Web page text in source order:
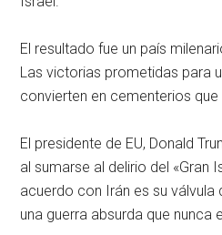
El resultado fue un país
Las victorias prometidas para
convierten en cementerios que
El presidente de EU, Donald
al sumarse al delirio del «Gran
acuerdo con Irán es su válvula
una guerra absurda que nunca